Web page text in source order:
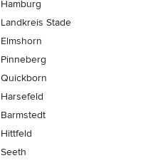
Hamburg
Landkreis Stade
Elmshorn
Pinneberg
Quickborn
Harsefeld
Barmstedt
Hittfeld
Seeth